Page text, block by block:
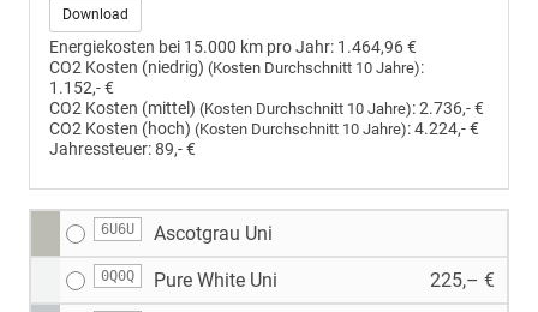
Download
Energiekosten bei 15.000 km pro Jahr: 1.464,96 €
CO2 Kosten (niedrig) (Kosten Durchschnitt 10 Jahre):
1.152,- €
CO2 Kosten (mittel) (Kosten Durchschnitt 10 Jahre):2.736,- €
CO2 Kosten (hoch) (Kosten Durchschnitt 10 Jahre):4.224,- €
Jahressteuer:89,- €
6U6U Ascotgrau Uni
0Q0Q Pure White Uni 225,– €